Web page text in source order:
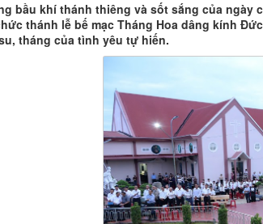
bầu khí thánh thiêng và sốt sắng của ngày
thánh lễ bế mạc Tháng Hoa dâng kính
tháng của tình yêu tự hiến.